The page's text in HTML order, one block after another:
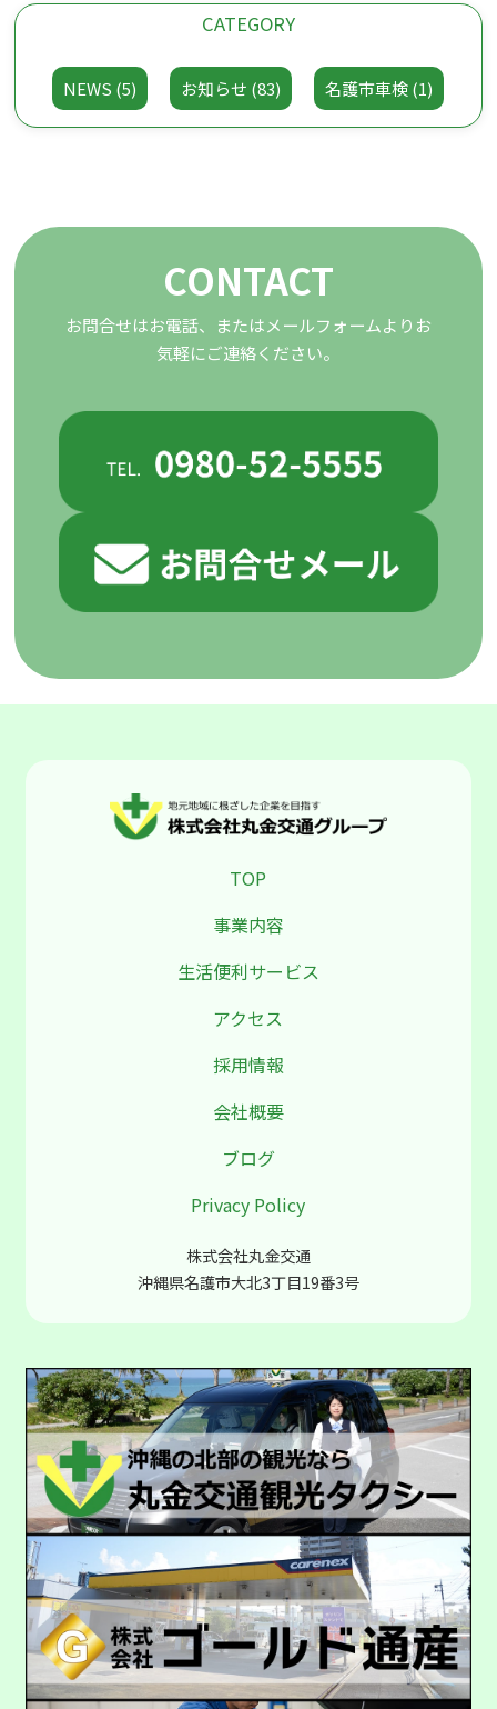
CATEGORY
NEWS (5) お知らせ (83) 名護市車検 (1)
CONTACT
お問合せはお電話、またはメールフォームよりお
気軽にご連絡ください。
TOP
事業内容
生活便利サービス
アクセス
採用情報
会社概要
ブログ
Privacy Policy
株式会社丸金交通
沖縄県名護市大北3丁目19番3号